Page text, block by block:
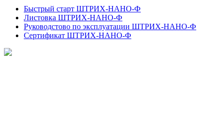
Быстрый старт ШТРИХ-НАНО-Ф
Листовка ШТРИХ-НАНО-Ф
Руководстово по эксплуатации ШТРИХ-НАНО-Ф
Сертификат ШТРИХ-НАНО-Ф